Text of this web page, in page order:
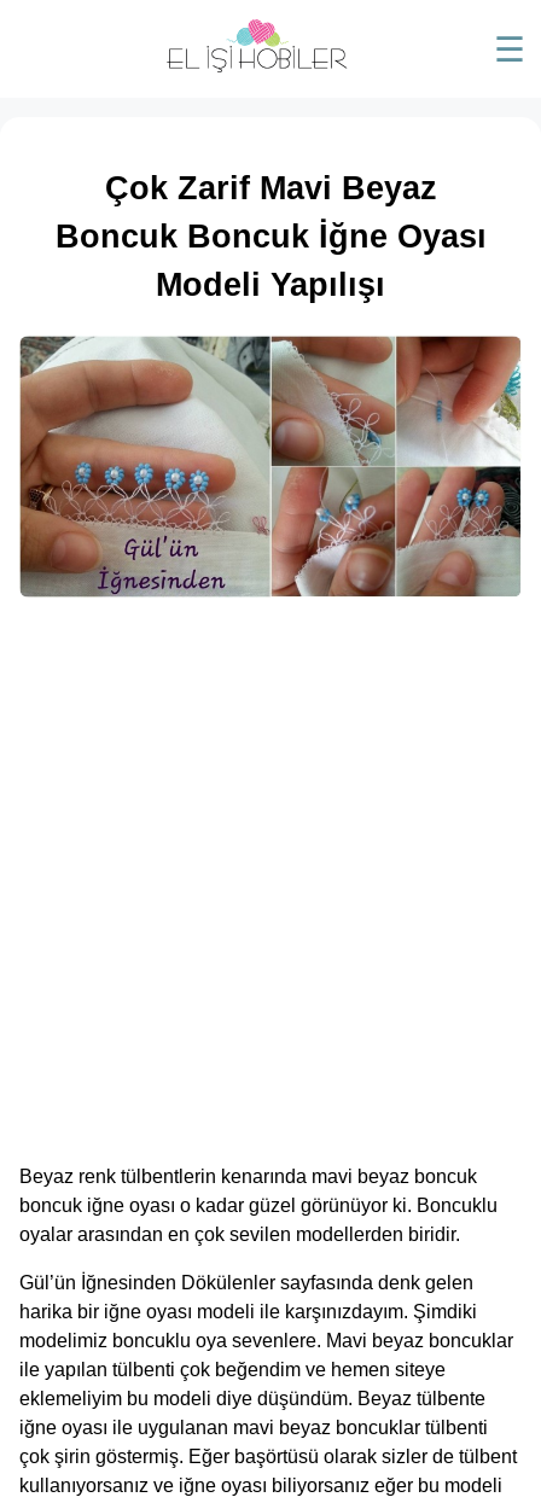
☰
Çok Zarif Mavi Beyaz
Boncuk Boncuk İğne Oyası
Modeli Yapılışı
Beyaz renk tülbentlerin kenarında mavi beyaz boncuk
boncuk iğne oyası o kadar güzel görünüyor ki. Boncuklu
oyalar arasından en çok sevilen modellerden biridir.
Gül’ün İğnesinden Dökülenler sayfasında denk gelen
harika bir iğne oyası modeli ile karşınızdayım. Şimdiki
modelimiz boncuklu oya sevenlere. Mavi beyaz boncuklar
ile yapılan tülbenti çok beğendim ve hemen siteye
eklemeliyim bu modeli diye düşündüm. Beyaz tülbente
iğne oyası ile uygulanan mavi beyaz boncuklar tülbenti
çok şirin göstermiş. Eğer başörtüsü olarak sizler de tülbent
kullanıyorsanız ve iğne oyası biliyorsanız eğer bu modeli